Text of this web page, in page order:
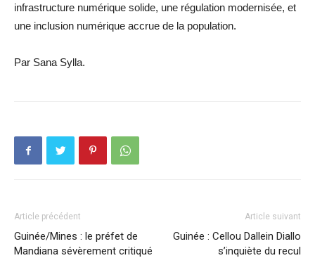
infrastructure numérique solide, une régulation modernisée, et
une inclusion numérique accrue de la population.
Par Sana Sylla.
Article précédent
Guinée/Mines : le préfet de
Mandiana sévèrement critiqué
Article suivant
Guinée : Cellou Dallein Diallo
s’inquiète du recul